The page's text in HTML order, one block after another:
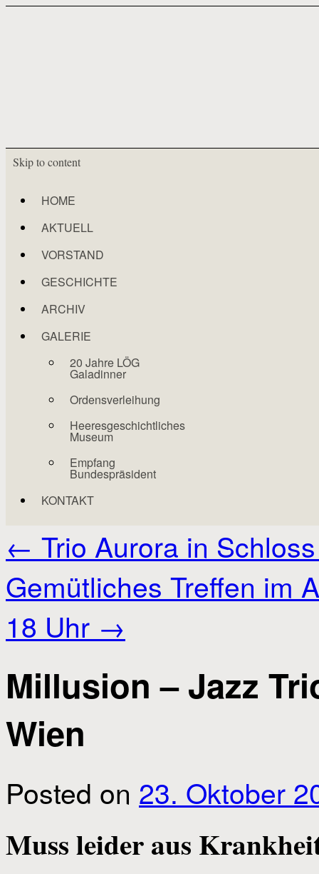
Skip to content
HOME
AKTUELL
VORSTAND
GESCHICHTE
ARCHIV
GALERIE
20 Jahre LÖG
Galadinner
Ordensverleihung
Heeresgeschichtliches
Museum
Empfang
Bundespräsident
KONTAKT
← Trio Aurora in
Gemütliches Treffen im
18 Uhr →
Millusion – Jazz
Wien
Posted on 23. Oktober
Muss leider aus